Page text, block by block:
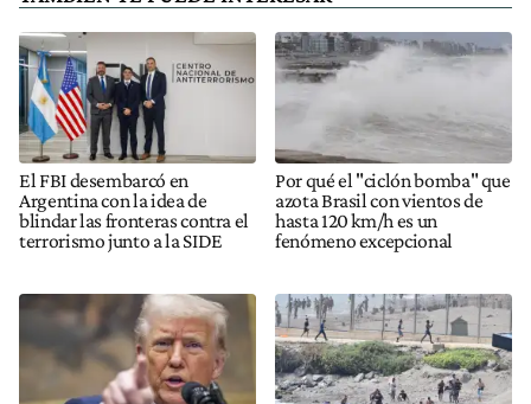
El FBI desembarcó en
Argentina con la idea de
blindar las fronteras contra el
terrorismo junto a la SIDE
Por qué el "ciclón bomba" que
azota Brasil con vientos de
hasta 120 km/h es un
fenómeno excepcional